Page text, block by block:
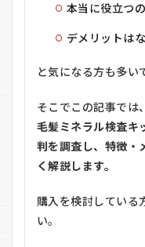
本当に役立つ
デメリットは
と気になる方も多い
そこでこの記事では、
毛髪ミネラル検査キ
判を調査し、特徴・
く解説します。
購入を検討している
い。